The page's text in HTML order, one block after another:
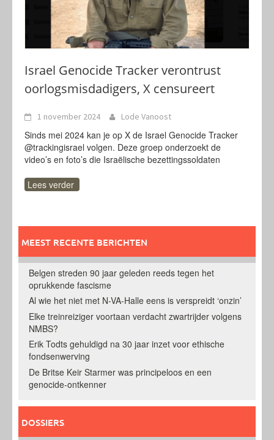
Israel Genocide Tracker verontrust
oorlogsmisdadigers, X censureert
1 november 2024 Lode Vanoost
Sinds mei 2024 kan je op X de Israel Genocide Tracker
@trackingisrael volgen. Deze groep onderzoekt de
video’s en foto’s die Israëlische bezettingssoldaten
Lees verder
MEEST RECENTE BERICHTEN
Belgen streden 90 jaar geleden reeds tegen het
oprukkende fascisme
Al wie het niet met N-VA-Halle eens is verspreidt ‘onzin’
Elke treinreiziger voortaan verdacht zwartrijder volgens
NMBS?
Erik Todts gehuldigd na 30 jaar inzet voor ethische
fondsenwerving
De Britse Keir Starmer was principeloos en een
genocide-ontkenner
DOSSIERS